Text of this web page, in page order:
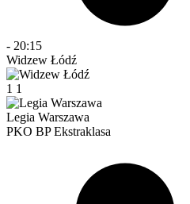
- 20:15
Widzew Łódź
1 1
Legia Warszawa
PKO BP Ekstraklasa